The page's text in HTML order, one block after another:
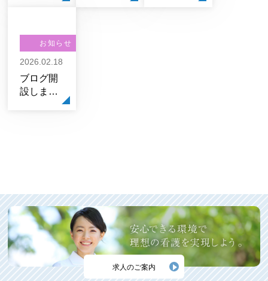
ストレッ
チ」
お知らせ
2026.02.18
ブログ開
設しまし
求人のご案内